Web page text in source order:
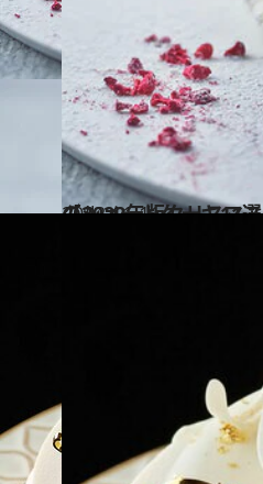
2022.11.11
【2022年版クリスマスケーキ】 日本発のケーキが艶やかに！ いちごのショートケーキ11選
グルメ